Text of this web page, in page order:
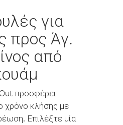
για
προς Άγ.
από
προσφέρει
χρόνο κλήσης με
Επιλέξτε μία